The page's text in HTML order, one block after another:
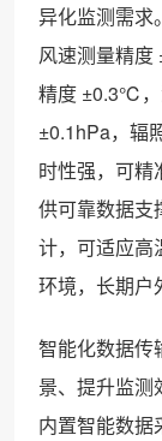
异化监测需求
风速测量精度
精度 ±0.3℃，
±0.1hPa，辐
时性强，可精
供可靠数据支
计，可适应高
环境，长期户
智能化数据传
景、提升监测
内置智能数据